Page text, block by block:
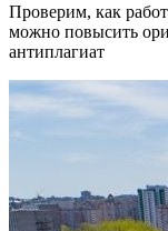
Проверим, как
можно повысить
антиплагиат